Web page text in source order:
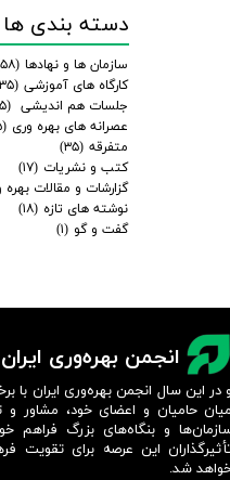
دسته بندی ها
سازمان ها و نهادها (۵۸)
کارگاه های آموزشی (۳۵)
جلسات هم اندیشی (۱۵)
عصرانه های بهره وری (۳۵)
متفرقه (۳۵)
کتب و نشریات (۱۷)
گزارشات و مقالات بهره
نوشته های تازه (۱۸)
گفت و گو (۱)
انجمن بهره‌وری ایران
در این سال انجمن بهره‌وری ایران با
حامیان و اعضای خود، مشاور
و بنگاه‌های بزرگ فراهم
این عرصه برای
شد.​​​​​​​